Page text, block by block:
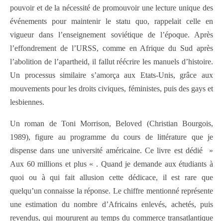
pouvoir et de la nécessité de promouvoir une lecture unique des
événements pour maintenir le statu quo, rappelait celle en
vigueur dans l’enseignement soviétique de l’époque. Après
l’effondrement de l’URSS, comme en Afrique du Sud après
l’abolition de l’apartheid, il fallut réécrire les manuels d’histoire.
Un processus similaire s’amorça aux Etats-Unis, grâce aux
mouvements pour les droits civiques, féministes, puis des gays et
lesbiennes.
Un roman de Toni Morrison, Beloved (Christian Bourgois,
1989), figure au programme du cours de littérature que je
dispense dans une université américaine. Ce livre est dédié »
Aux 60 millions et plus « . Quand je demande aux étudiants à
quoi ou à qui fait allusion cette dédicace, il est rare que
quelqu’un connaisse la réponse. Le chiffre mentionné représente
une estimation du nombre d’Africains enlevés, achetés, puis
revendus, qui moururent au temps du commerce transatlantique